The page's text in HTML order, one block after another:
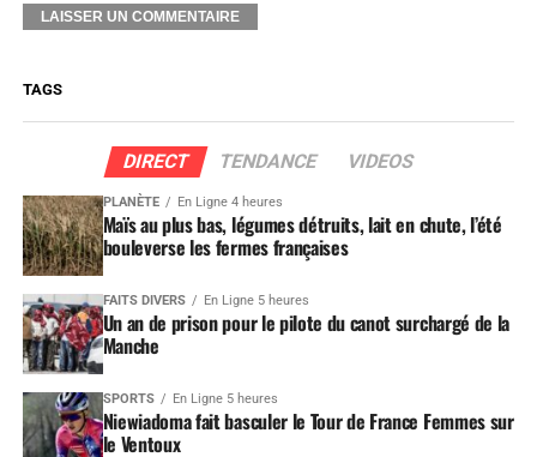
TAGS
DIRECT TENDANCE VIDEOS
PLANÈTE En Ligne 4 heures
Maïs au plus bas, légumes détruits, lait en chute, l’été
bouleverse les fermes françaises
FAITS DIVERS En Ligne 5 heures
Un an de prison pour le pilote du canot surchargé de la
Manche
SPORTS En Ligne 5 heures
Niewiadoma fait basculer le Tour de France Femmes sur
le Ventoux